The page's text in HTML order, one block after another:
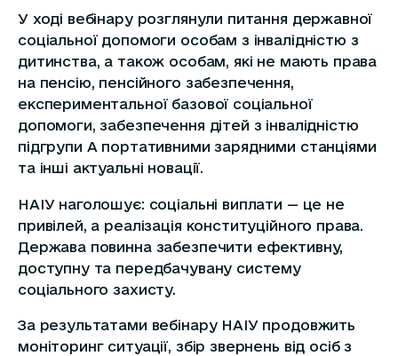
У ході вебінару розглянули питання державної
соціальної допомоги особам з інвалідністю з
дитинства, а також особам, які не мають права
на пенсію, пенсійного забезпечення,
експериментальної базової соціальної
допомоги, забезпечення дітей з інвалідністю
підгрупи А портативними зарядними станціями
та інші актуальні новації.
НАІУ наголошує: соціальні виплати — це не
привілей, а реалізація конституційного права.
Держава повинна забезпечити ефективну,
доступну та передбачувану систему
соціального захисту.
За результатами вебінару НАІУ продовжить
моніторинг ситуації, збір звернень від осіб з